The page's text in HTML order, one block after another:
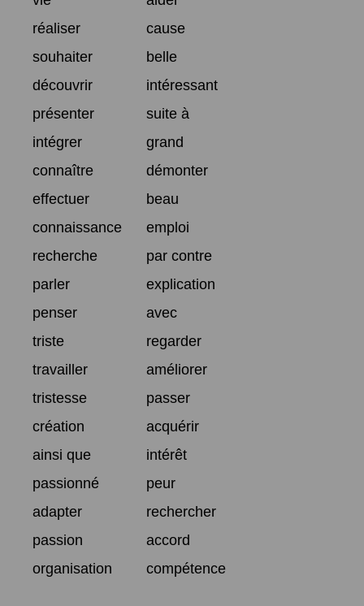
réaliser
cause
souhaiter
belle
découvrir
intéressant
présenter
suite à
intégrer
grand
connaître
démonter
effectuer
beau
connaissance
emploi
recherche
par contre
parler
explication
penser
avec
triste
regarder
travailler
améliorer
tristesse
passer
création
acquérir
ainsi que
intérêt
passionné
peur
adapter
rechercher
passion
accord
organisation
compétence